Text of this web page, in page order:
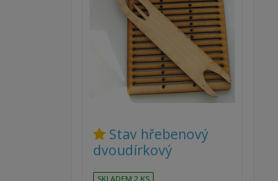
Stav hřebenový
dvoudírkový
SKLADEM 2 KS